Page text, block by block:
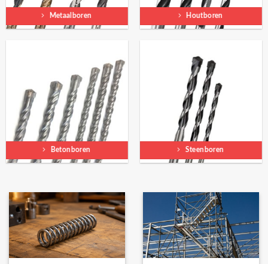
Metaalboren Houtboren
Betonboren Steenboren